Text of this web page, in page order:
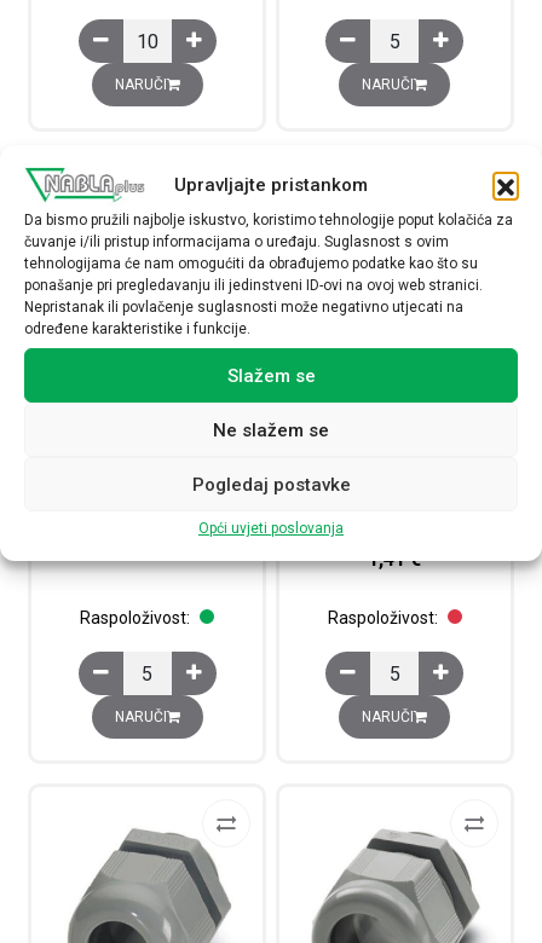
Upravljajte pristankom
Da bismo pružili najbolje iskustvo, koristimo tehnologije poput kolačića za
čuvanje i/ili pristup informacijama o uređaju. Suglasnost s ovim
tehnologijama će nam omogućiti da obrađujemo podatke kao što su
ponašanje pri pregledavanju ili jedinstveni ID-ovi na ovoj web stranici.
Nepristanak ili povlačenje suglasnosti može negativno utjecati na
određene karakteristike i funkcije.
Slažem se
Ne slažem se
Pogledaj postavke
Opći uvjeti poslovanja
Umetak za brtvljenje polyamid, za uvodnicu M40, IP
NARUČI
Umetak za brtvljenje
NARUČI
Umetak za brtvljenje polyamid,
Raspoloživost:
Umetak za brtvljenje polyamid, za uvodnicu M63, IP
NARUČI
Uvodnica kabelska polyamid,
1,41€
Raspoloživost:
Uvodnica kabelska
NARUČI